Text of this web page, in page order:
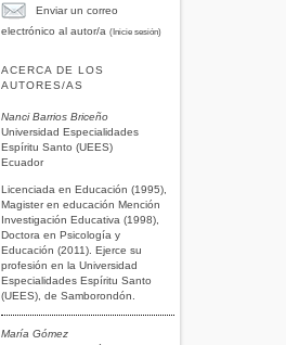
Enviar un correo
electrónico al autor/a (Inicie sesión)
ACERCA DE LOS
AUTORES/AS
Nanci Barrios Briceño
Universidad Especialidades
Espíritu Santo (UEES)
Ecuador
Licenciada en Educación (1995),
Magister en educación Mención
Investigación Educativa (1998),
Doctora en Psicología y
Educación (2011). Ejerce su
profesión en la Universidad
Especialidades Espíritu Santo
(UEES), de Samborondón.
María Gómez